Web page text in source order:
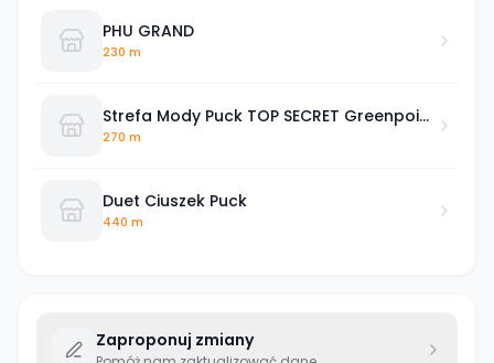
PHU GRAND
230 m
Strefa Mody Puck TOP SECRET Greenpoint
& Evenemen
270 m
Duet Ciuszek Puck
440 m
Zaproponuj zmiany